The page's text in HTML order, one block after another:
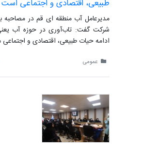
طبیعی، اقتصادی و اجتماعی است
مدیرعامل آب منطقه ای قم در مصاحبه
شرکت گفت: تاب‌آوری در حوزه آب
ادامه حیات طبیعی، اقتصادی و
عمومی